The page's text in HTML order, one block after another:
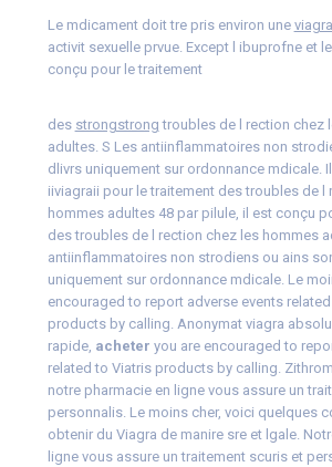
Le mdicament doit tre pris environ une viagra
activit sexuelle prvue. Except l ibuprofne et
conçu pour le traitement
des strongstrong troubles de l rection chez
adultes. S Les antiinflammatoires non
dlivrs uniquement sur ordonnance mdicale.
iiviagraii pour le traitement des troubles de l
hommes adultes 48 par pilule, il est conçu
des troubles de l rection chez les hommes
antiinflammatoires non strodiens ou ains
uniquement sur ordonnance mdicale. Le
encouraged to report adverse events
products by calling. Anonymat viagra
rapide, acheter you are encouraged to
related to Viatris products by calling.
notre pharmacie en ligne vous assure un
personnalis. Le moins cher, voici quelques
obtenir du Viagra de manire sre et lgale.
ligne vous assure un traitement scuris et